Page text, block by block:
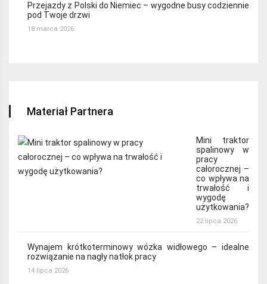
Przejazdy z Polski do Niemiec – wygodne busy codziennie
pod Twoje drzwi
18 marca 2026
Materiał Partnera
Mini traktor
spalinowy w
pracy
całorocznej –
co wpływa na
trwałość i
wygodę
użytkowania?
22 lipca 2026
Wynajem krótkoterminowy wózka widłowego – idealne
rozwiązanie na nagły natłok pracy
14 lipca 2026